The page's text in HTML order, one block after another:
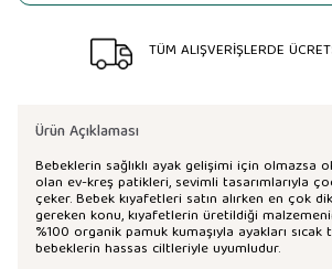
TÜM ALIŞVERİŞLERDE
Ürün Açıklaması
Bebeklerin sağlıklı ayak gelişimi için olmazsa
olan ev-kreş patikleri, sevimli tasarımlarıyla
çeker. Bebek kıyafetleri satın alırken en çok
gereken konu, kıyafetlerin üretildiği
%100 organik pamuk kumaşıyla ayakları
bebeklerin hassas ciltleriyle uyumludur.